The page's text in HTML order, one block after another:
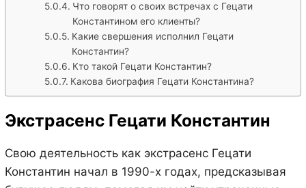
Что говорят о своих встречах с Гецати
Константином его клиенты?
Какие свершения исполнил Гецати
Константин?
Кто такой Гецати Константин?
Какова биография Гецати Константина?
Экстрасенс Гецати Константин
Свою деятельность как экстрасенс Гецати
Константин начал в 1990-х годах, предсказывая